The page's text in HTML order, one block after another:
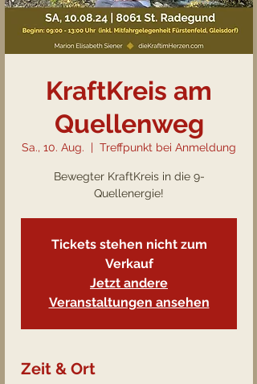
KraftKreis am
Quellenweg
Sa., 10. Aug.
  |
Treffpunkt bei Anmeldung
Bewegter KraftKreis in die 9-
Quellenergie!
Tickets stehen nicht zum
Verkauf
Jetzt andere
Veranstaltungen ansehen
Zeit & Ort